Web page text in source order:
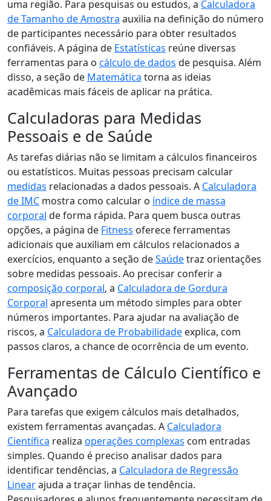
uma região. Para pesquisas ou estudos, a Calculadora
de Tamanho de Amostra auxilia na definição do número
de participantes necessário para obter resultados
confiáveis. A página de Estatísticas reúne diversas
ferramentas para o cálculo de dados de pesquisa. Além
disso, a seção de Matemática torna as ideias
acadêmicas mais fáceis de aplicar na prática.
Calculadoras para Medidas
Pessoais e de Saúde
As tarefas diárias não se limitam a cálculos financeiros
ou estatísticos. Muitas pessoas precisam calcular
medidas relacionadas a dados pessoais. A Calculadora
de IMC mostra como calcular o índice de massa
corporal de forma rápida. Para quem busca outras
opções, a página de Fitness oferece ferramentas
adicionais que auxiliam em cálculos relacionados a
exercícios, enquanto a seção deSaúdetraz orientações
sobre medidas pessoais. Ao precisar conferir a
composição corporal, a Calculadora de Gordura
Corporal apresenta um método simples para obter
números importantes. Para ajudar na avaliação de
riscos, a Calculadora de Probabilidade explica, com
passos claros, a chance de ocorrência de um evento.
Ferramentas de Cálculo Científico e
Avançado
Para tarefas que exigem cálculos mais detalhados,
existem ferramentas avançadas. A Calculadora
Científica realiza operações complexas com entradas
simples. Quando é preciso analisar dados para
identificar tendências, a Calculadora de Regressão
Linearajuda a traçar linhas de tendência.